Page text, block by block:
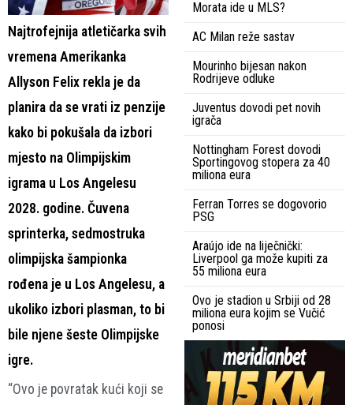
Najtrofejnija atletičarka svih
vremena Amerikanka
Allyson Felix rekla je da
planira da se vrati iz penzije
kako bi pokušala da izbori
mjesto na Olimpijskim
igrama u Los Angelesu
2028. godine. Čuvena
sprinterka, sedmostruka
olimpijska šampionka
rođena je u Los Angelesu, a
ukoliko izbori plasman, to bi
bile njene šeste Olimpijske
igre.
“Ovo je povratak kući koji se
Morata ide u MLS?
AC Milan reže sastav
Mourinho bijesan nakon
Rodrijeve odluke
Juventus dovodi pet novih
igrača
Nottingham Forest dovodi
Sportingovog stopera za 40
miliona eura
Ferran Torres se dogovorio
PSG
Araújo ide na liječnički:
Liverpool ga može kupiti za
55 miliona eura
Ovo je stadion u Srbiji od 28
miliona eura kojim se Vučić
ponosi